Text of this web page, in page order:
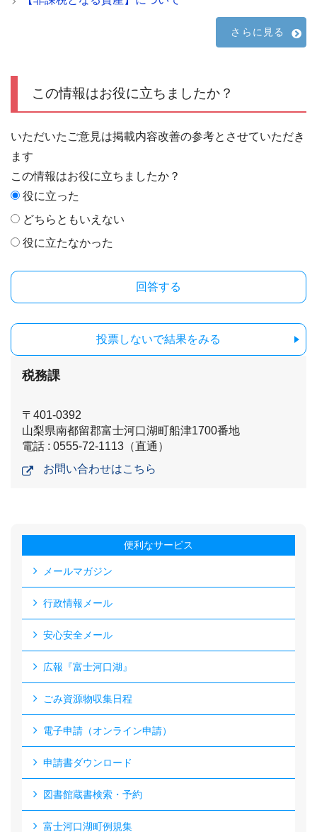
さらに見る
この情報はお役に立ちましたか？
いただいたご意見は掲載内容改善の参考とさせていただき
ます
この情報はお役に立ちましたか？
役に立った
どちらともいえない
役に立たなかった
投票しないで結果をみる
税務課
〒401-0392
山梨県南都留郡富士河口湖町船津1700番地
電話 : 0555-72-1113（直通）
お問い合わせはこちら
便利なサービス
メールマガジン
行政情報メール
安心安全メール
広報『富士河口湖』
ごみ資源物収集日程
電子申請（オンライン申請）
申請書ダウンロード
図書館蔵書検索・予約
富士河口湖町例規集